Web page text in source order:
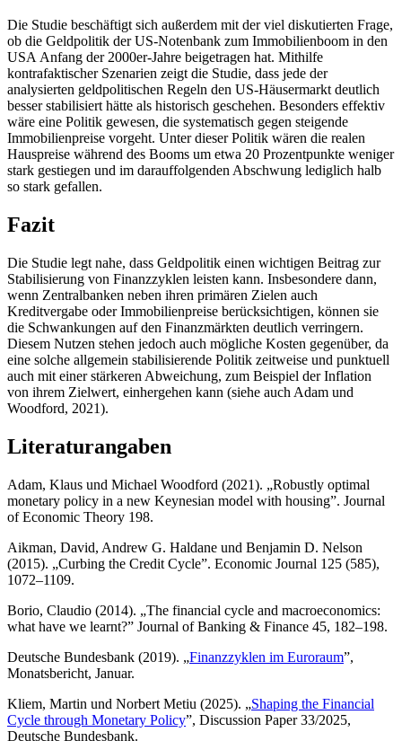
Die Studie beschäftigt sich außerdem mit der viel diskutierten Frage,
ob die Geldpolitik derUS-Notenbank zum Immobilienboom in den
USA Anfang der 2000er-Jahre beigetragen hat. Mithilfe
kontrafaktischer Szenarien zeigt die Studie, dass jede der
analysierten geldpolitischen Regeln den US-Häusermarkt deutlich
besser stabilisiert hätte als historisch geschehen. Besonders effektiv
wäre eine Politik gewesen, die systematisch gegen steigende
Immobilienpreise vorgeht. Unter dieser Politik wären die realen
Hauspreise während des Booms um etwa 20 Prozentpunkte weniger
stark gestiegen und im darauffolgenden Abschwung lediglich halb
so stark gefallen.
Fazit
Die Studie legt nahe, dass Geldpolitik einen wichtigen Beitrag zur
Stabilisierung von Finanzzyklen leisten kann. Insbesondere dann,
wenn Zentralbanken neben ihren primären Zielen auch
Kreditvergabe oder Immobilienpreise berücksichtigen, können sie
die Schwankungen auf den Finanzmärkten deutlich verringern.
Diesem Nutzen stehen jedoch auch mögliche Kosten gegenüber, da
eine solche allgemein stabilisierende Politik zeitweise und punktuell
auch mit einer stärkeren Abweichung, zum Beispiel der Inflation
von ihrem Zielwert, einhergehen kann (siehe auch Adam und
Woodford, 2021).
Literaturangaben
Adam, Klaus und Michael Woodford (2021). „Robustly optimal
monetary policy in a new Keynesian model with housing”. Journal
of Economic Theory 198.
Aikman, David, Andrew G. Haldane und Benjamin D. Nelson
(2015). „Curbing the Credit Cycle”. Economic Journal 125 (585),
1072–1109.
Borio, Claudio (2014). „The financial cycle and macroeconomics:
what have we learnt?” Journal of Banking & Finance 45, 182–198.
Deutsche Bundesbank (2019). „Finanzzyklen im Euroraum”,
Monatsbericht, Januar.
Kliem, Martin und Norbert Metiu (2025). „Shaping the Financial
Cycle through Monetary Policy”, Discussion Paper 33/2025,
Deutsche Bundesbank.